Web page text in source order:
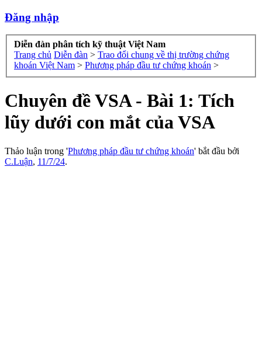
Đăng nhập
Diễn đàn phân tích kỹ thuật Việt Nam
Trang chủ Diễn đàn > Trao đổi chung về thị trường chứng
khoán Việt Nam > Phương pháp đầu tư chứng khoán >
Chuyên đề VSA - Bài 1: Tích
lũy dưới con mắt của VSA
Thảo luận trong 'Phương pháp đầu tư chứng khoán' bắt đầu bởi
C.Luận, 11/7/24.